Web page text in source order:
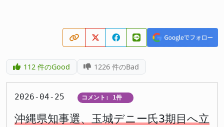
112 件のGood 1226 件のBad
2026-04-25 コメント: 1件
沖縄県知事選、玉城デニー氏3期目へ立